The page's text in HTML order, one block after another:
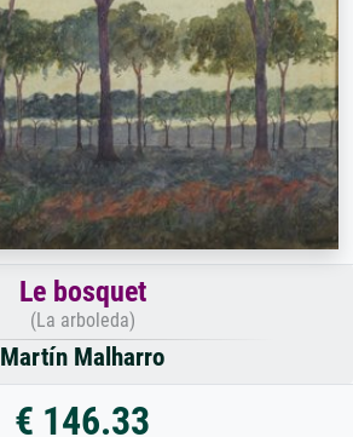
Le bosquet
(La arboleda)
Martín Malharro
€ 146.33